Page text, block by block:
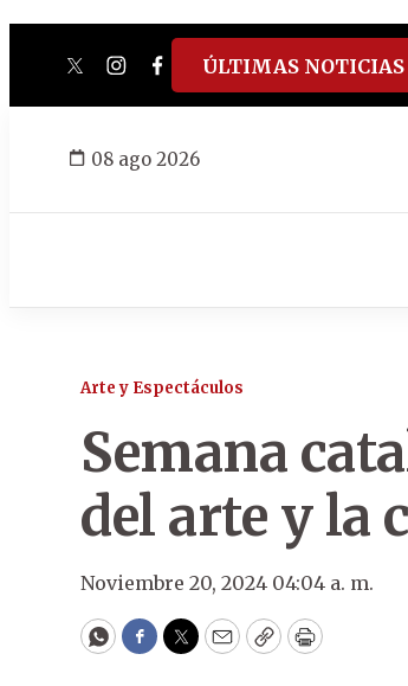
twitterinstagram
facebook
tiktokyoutube
spotify
ÚLTIMAS NOTICIAS
08 ago 2026
Arte y Espectáculos
Semana
del arte y la
Noviembre 20, 2024 04:04 a. m.
WhatsApp
Facebook
Twitter
EmailCopyPrint